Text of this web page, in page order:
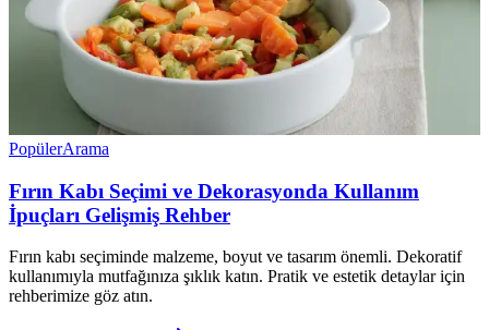
PopülerArama
Fırın Kabı Seçimi ve Dekorasyonda Kullanım
İpuçları Gelişmiş Rehber
Fırın kabı seçiminde malzeme, boyut ve tasarım önemli. Dekoratif
kullanımıyla mutfağınıza şıklık katın. Pratik ve estetik detaylar için
rehberimize göz atın.